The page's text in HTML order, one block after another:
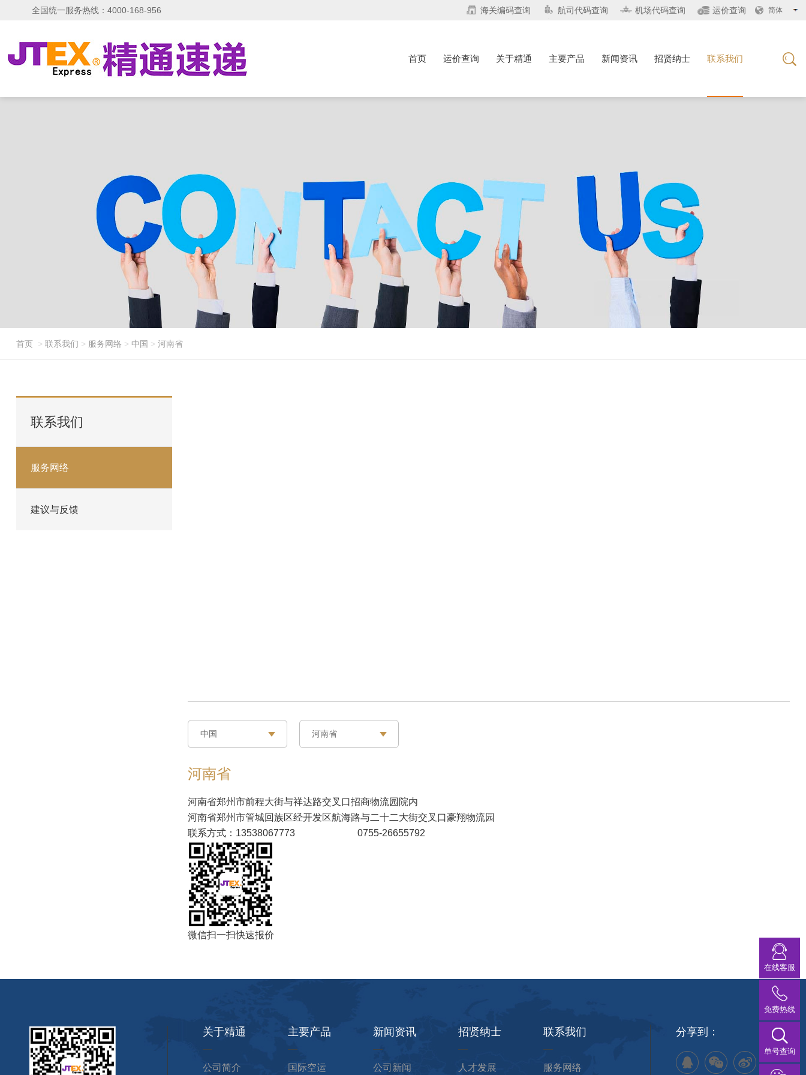
简体
运价查询
机场代码查询
航司代码查询
海关编码查询
全国统一服务热线：4000-168-956
首页 运价查询 关于精通 主要产品 新闻资讯 招贤纳士 联系我们
首页> 联系我们 > 服务网络 > 中国 > 河南省
联系我们
服务网络
建议与反馈
中国 河南省
美国西部
青海省
辽宁省
北京
河南省
河南省郑州市前程大街与祥达路交叉口招商物流园院内
河南省郑州市管城回族区经开发区航海路与二十二大街交叉口豪翔物流园
联系方式：13538067773 0755-26655792
微信扫一扫快速报价
关于精通
公司简介
主要产品
国际空运
新闻资讯
公司新闻
招贤纳士
人才发展
联系我们
服务网络
分享到：
在线客服
免费热线
单号查询